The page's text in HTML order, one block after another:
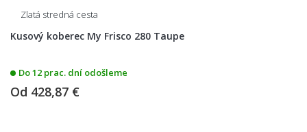
Zlatá stredná cesta
Kusový koberec My Frisco 280 Taupe
Do 12 prac. dní odošleme
Od 428,87 €